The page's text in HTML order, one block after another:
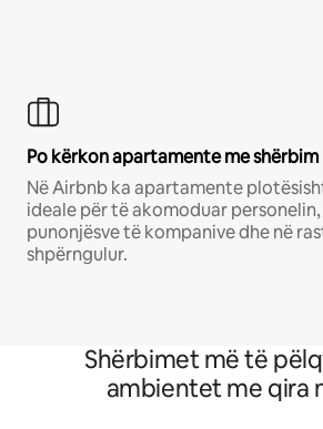
Po kërkon apartamente me
Në Airbnb ka apartamente
ideale për të akomoduar
punonjësve të kompanive dhe në
shpërngulur.
Shërbimet më të
ambientet me qira